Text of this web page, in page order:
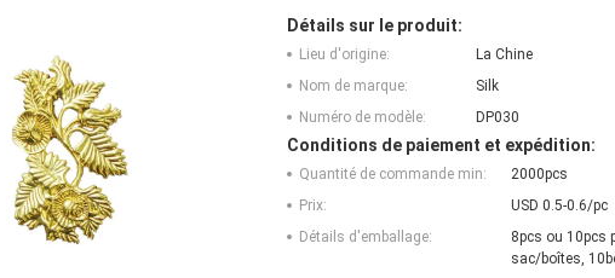
Détails sur le produit:
Lieu d'origine:
La Chine
Nom de marque:
Silk
Numéro de modèle:
DP030
Conditions de paiement et expédition:
Quantité de commande min:
2000pcs
Prix:
USD 0.5-0.6/pc
Détails d'emballage:
8pcs ou 10pcs
sac/boîtes,